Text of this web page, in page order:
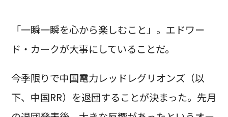
「一瞬一瞬を心から楽しむこと」。エドワー
ド・カークが大事にしていることだ。
今季限りで中国電力レッドレグリオンズ（以
下、中国RR）を退団することが決まった。先月